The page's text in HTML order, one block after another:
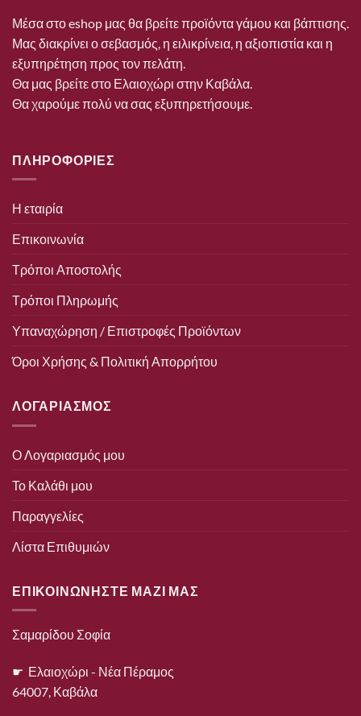
Μέσα στο eshop μας θα βρείτε προϊόντα γάμου και βάπτισης.
Μας διακρίνει ο σεβασμός, η ειλικρίνεια, η αξιοπιστία και η
εξυπηρέτηση προς τον πελάτη.
Θα μας βρείτε στο Ελαιοχώρι στην Καβάλα.
Θα χαρούμε πολύ να σας εξυπηρετήσουμε.
ΠΛΗΡΟΦΟΡΙΕΣ
Η εταιρία
Επικοινωνία
Τρόποι Αποστολής
Τρόποι Πληρωμής
Υπαναχώρηση / Επιστροφές Προϊόντων
Όροι Χρήσης & Πολιτική Απορρήτου
ΛΟΓΑΡΙΑΣΜΟΣ
Ο Λογαριασμός μου
Το Καλάθι μου
Παραγγελίες
Λίστα Επιθυμιών
ΕΠΙΚΟΙΝΩΝΗΣΤΕ ΜΑΖΙ ΜΑΣ
Σαμαρίδου Σοφία
☛ Ελαιοχώρι - Νέα Πέραμος
64007, Καβάλα